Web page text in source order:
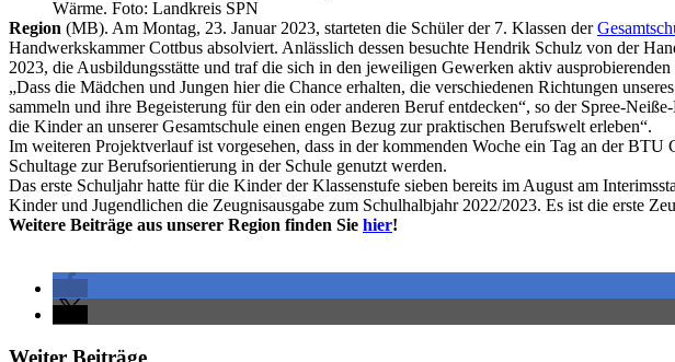
Wärme. Foto: Landkreis SPN
Region (MB). Am Montag, 23. Januar 2023, starteten die Schüler der 7. Klassen der
Handwerkskammer Cottbus absolviert. Anlässlich dessen besuchte Hendrik Schulz von der
2023, die Ausbildungsstätte und traf die sich in den jeweiligen Gewerken aktiv ausprobierenden
„Dass die Mädchen und Jungen hier die Chance erhalten, die verschiedenen Richtungen
sammeln und ihre Begeisterung für den ein oder anderen Beruf entdecken“, so der Spree-
die Kinder an unserer Gesamtschule einen engen Bezug zur praktischen Berufswelt erleben“.
Im weiteren Projektverlauf ist vorgesehen, dass in der kommenden Woche ein Tag an der
Schultage zur Berufsorientierung in der Schule genutzt werden.
Das erste Schuljahr hatte für die Kinder der Klassenstufe sieben bereits im August am
Kinder und Jugendlichen die Zeugnisausgabe zum Schulhalbjahr 2022/2023. Es ist die erste
Weitere Beiträge aus unserer Region finden Sie hier!
Weiter Beiträge